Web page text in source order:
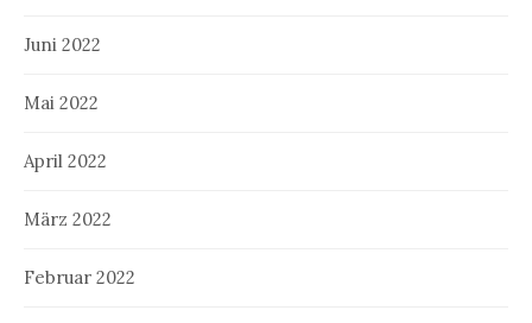
Juni 2022
Mai 2022
April 2022
März 2022
Februar 2022